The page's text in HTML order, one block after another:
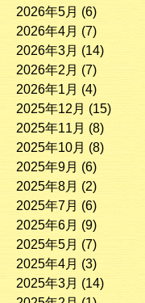
2026年5月 (6)
2026年4月 (7)
2026年3月 (14)
2026年2月 (7)
2026年1月 (4)
2025年12月 (15)
2025年11月 (8)
2025年10月 (8)
2025年9月 (6)
2025年8月 (2)
2025年7月 (6)
2025年6月 (9)
2025年5月 (7)
2025年4月 (3)
2025年3月 (14)